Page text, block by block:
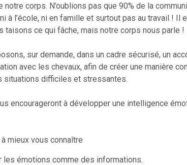
notre corps. N’oublions pas que 90% de la
ni à l’école, ni en famille et surtout pas au travail !
taisons ce qui fâche, mais notre corps nous parle !
sur demande, dans un cadre sécurisé, un
avec les chevaux, afin de créer une manière
situations difficiles et stressantes.
encourageront à développer une intelligence
mieux vous connaître
les émotions comme des informations.